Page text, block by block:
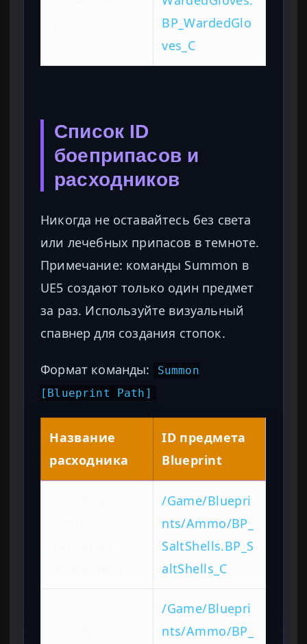
BP_WardedGlo
ves_C
Список ID
боеприпасов и
расходников
Никогда не оставайтесь без света
или лечебных припасов в темноте.
Примечание: команды Summon в
UE5 создают только один предмет
за раз. Используйте визуальный
спавнер для создания стопок.
Формат команды:
Summon
[Blueprint Path]
Название
расходника
ID предмета
Blueprint
/Game/Bluepri
nts/Ammo/BP_
SaltShells.BP_S
altShells_C
/Game/Bluepri
nts/Ammo/BP_